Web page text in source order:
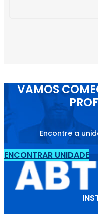
VAMOS
Encontre a
ENCONTRAR UNIDADE